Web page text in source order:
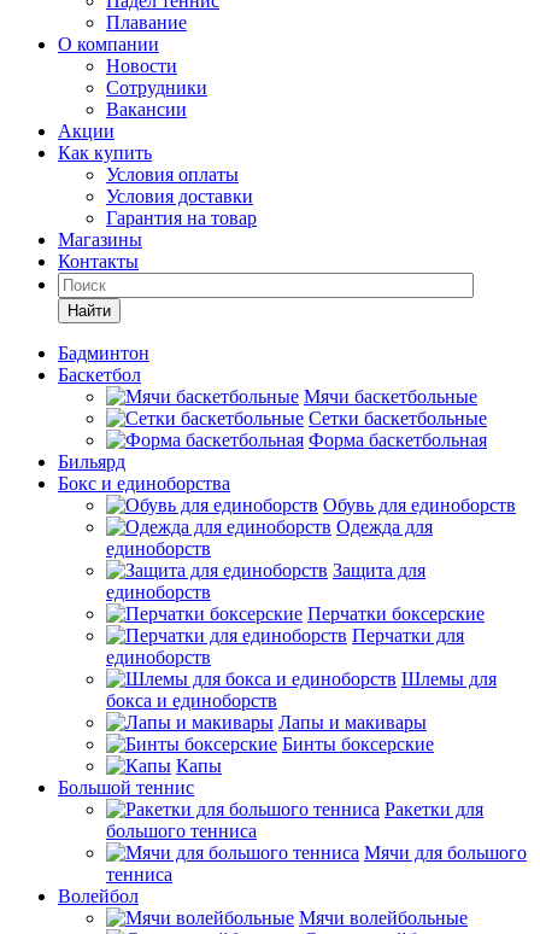
Плавание
О компании
Новости
Сотрудники
Вакансии
Акции
Как купить
Условия оплаты
Условия доставки
Гарантия на товар
Магазины
Контакты
Найти
Бадминтон
Баскетбол
Мячи баскетбольные
Сетки баскетбольные
Форма баскетбольная
Бильярд
Бокс и единоборства
Обувь для единоборств
Одежда для
единоборств
Защита для
единоборств
Перчатки боксерские
Перчатки для
единоборств
Шлемы для
бокса и единоборств
Лапы и макивары
Бинты боксерские
Капы
Большой теннис
Ракетки для
большого тенниса
Мячи для большого
тенниса
Волейбол
Мячи волейбольные